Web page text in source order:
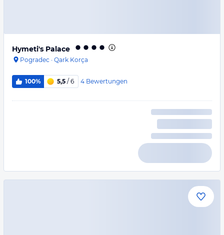
Hymeti's Palace
Pogradec · Qark Korça
100% 5,5 / 6 4 Bewertungen